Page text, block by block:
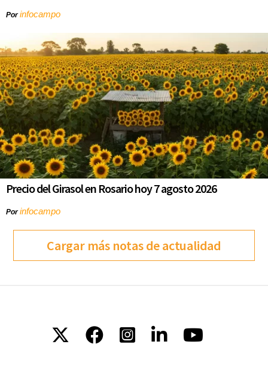
Porinfocampo
Precio del Girasol en Rosario hoy 7 agosto 2026
Porinfocampo
Cargar más notas de actualidad